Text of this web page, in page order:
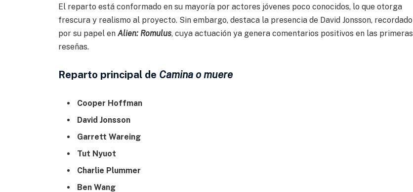
El reparto está conformado en su mayoría por actores jóvenes poco conocidos, lo que otorga
frescura y realismo al proyecto. Sin embargo, destaca la presencia de David Jonsson, recordado
por su papel en Alien: Romulus, cuya actuación ya genera comentarios positivos en las primeras
reseñas.
Reparto principal de Camina o muere
Cooper Hoffman
David Jonsson
Garrett Wareing
Tut Nyuot
Charlie Plummer
Ben Wang